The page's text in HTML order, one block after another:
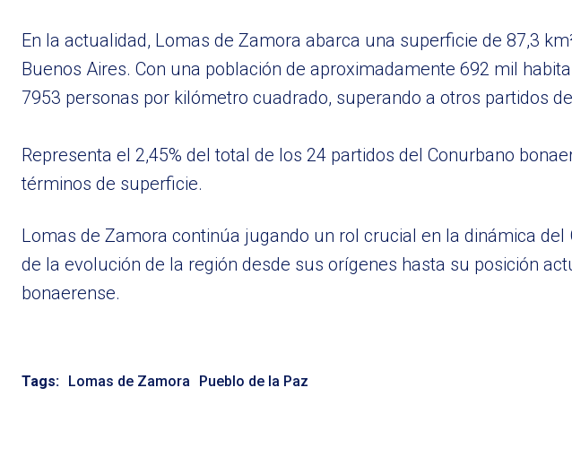
En la actualidad, Lomas de Zamora abarca una superficie de 87,3
Buenos Aires. Con una población de aproximadamente 692 mil
7953 personas por kilómetro cuadrado, superando a otros partidos
Representa el 2,45% del total de los 24 partidos del Conurbano
términos de superficie.
Lomas de Zamora continúa jugando un rol crucial en la dinámica
de la evolución de la región desde sus orígenes hasta su posición
bonaerense.
Tags: Lomas de Zamora Pueblo de la Paz